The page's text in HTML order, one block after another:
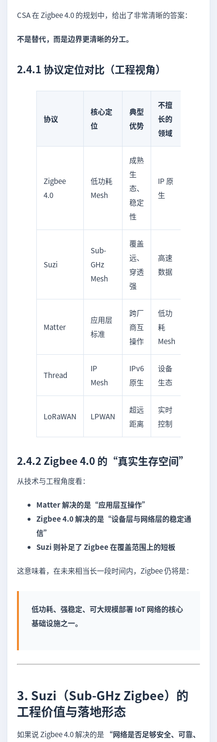
CSA 在 Zigbee 4.0 的规划中，给出了非常清晰的答案：
不是替代，而是边界更清晰的分工。
2.4.1 协议定位对比（工程视角）
协议
核心定
位
典型
优势
不擅
长的
领域
Zigbee
4.0
低功耗
Mesh
成熟
生
态、
稳定
性
IP 原
生
Suzi
Sub-
GHz
Mesh
覆盖
远、
穿透
强
高速
数据
Matter
应用层
标准
跨厂
商互
操作
低功
耗
Mesh
Thread
IP
Mesh
IPv6
原生
设备
生态
LoRaWAN LPWAN
超远
距离
实时
控制
2.4.2 Zigbee 4.0 的“真实生存空间”
从技术与工程角度看：
Matter 解决的是“应用层互操作”
Zigbee 4.0 解决的是“设备层与网络层的稳定通
信”
Suzi 则补足了 Zigbee 在覆盖范围上的短板
这意味着，在未来相当长一段时间内，Zigbee 仍将是：
低功耗、强稳定、可大规模部署 IoT 网络的核心
基础设施之一。
3. Suzi（Sub-GHz Zigbee）的
工程价值与落地形态
如果说 Zigbee 4.0 解决的是 “网络是否足够安全、可靠、